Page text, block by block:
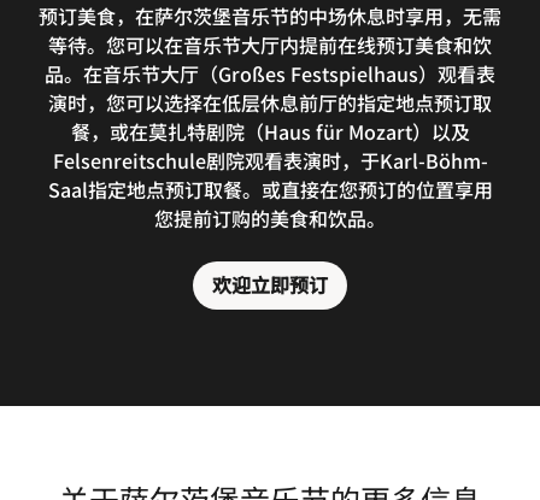
预订美食，在萨尔茨堡音乐节的中场休息时享用，无需
等待。您可以在音乐节大厅内提前在线预订美食和饮
品。在音乐节大厅（Großes Festspielhaus）观看表
演时，您可以选择在低层休息前厅的指定地点预订取
餐，或在莫扎特剧院（Haus für Mozart）以及
Felsenreitschule剧院观看表演时，于Karl-Böhm-
Saal指定地点预订取餐。或直接在您预订的位置享用
您提前订购的美食和饮品。
欢迎立即预订